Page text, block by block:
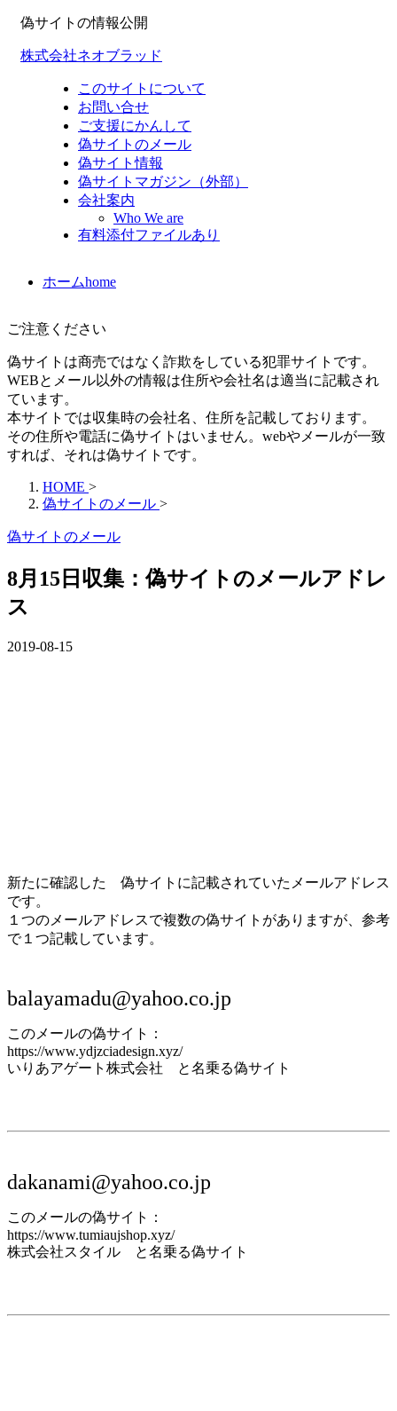
偽サイトの情報公開
株式会社ネオブラッド
このサイトについて
お問い合せ
ご支援にかんして
偽サイトのメール
偽サイト情報
偽サイトマガジン（外部）
会社案内
Who We are
有料添付ファイルあり
ホームhome
ご注意ください
偽サイトは商売ではなく詐欺をしている犯罪サイトです。
WEBとメール以外の情報は住所や会社名は適当に記載され
ています。
本サイトでは収集時の会社名、住所を記載しております。
その住所や電話に偽サイトはいません。webやメールが一致
すれば、それは偽サイトです。
HOME >
偽サイトのメール >
偽サイトのメール
8月15日収集：偽サイトのメールアドレ
ス
2019-08-15
新たに確認した 偽サイトに記載されていたメールアドレス
です。
１つのメールアドレスで複数の偽サイトがありますが、参考
で１つ記載しています。
balayamadu@yahoo.co.jp
このメールの偽サイト：
https://www.ydjzciadesign.xyz/
いりあアゲート株式会社 と名乗る偽サイト
dakanami@yahoo.co.jp
このメールの偽サイト：
https://www.tumiaujshop.xyz/
株式会社スタイル と名乗る偽サイト